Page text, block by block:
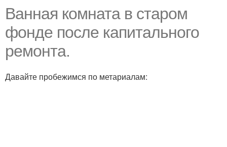
Ванная комната в старом
фонде после капитального
ремонта.
Давайте пробежимся по метариалам: